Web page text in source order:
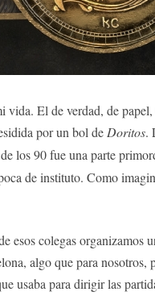
El de verdad, de
por un bol de Doritos.
los 90 fue una parte
de instituto. Como
esos colegas
algo que para nosotros,
usaba para dirigir las